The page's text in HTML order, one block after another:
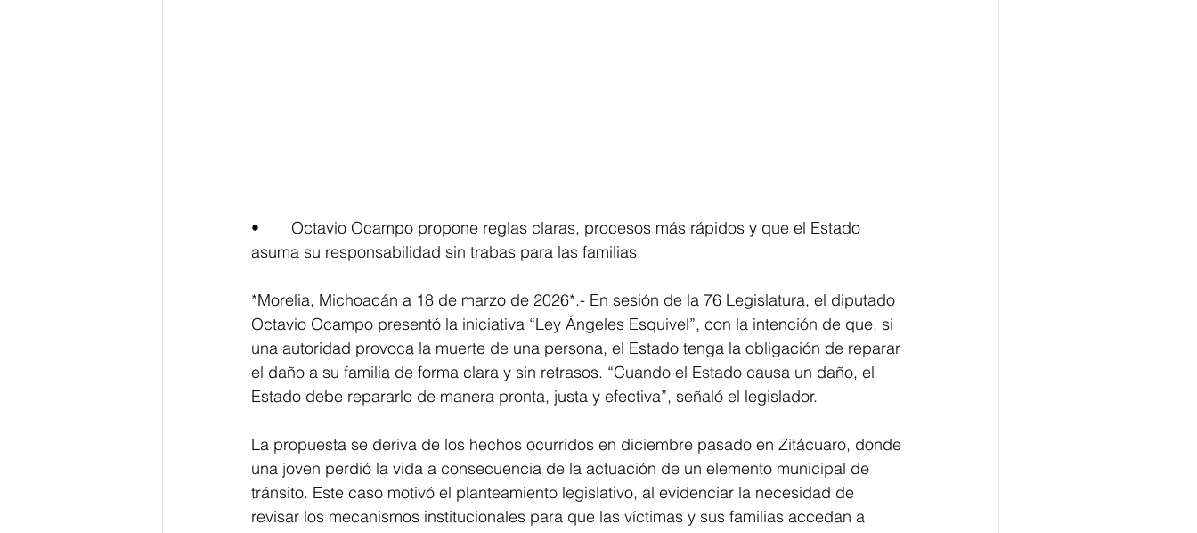
•	 Octavio Ocampo propone reglas claras, procesos más rápidos y que el Estado
asuma su responsabilidad sin trabas para las familias.
*Morelia, Michoacán a 18 de marzo de 2026*.- En sesión de la 76 Legislatura, el diputado
Octavio Ocampo presentó la iniciativa “Ley Ángeles Esquivel”, con la intención de que, si
una autoridad provoca la muerte de una persona, el Estado tenga la obligación de reparar
el daño a su familia de forma clara y sin retrasos. “Cuando el Estado causa un daño, el
Estado debe repararlo de manera pronta, justa y efectiva”, señaló el legislador.
La propuesta se deriva de los hechos ocurridos en diciembre pasado en Zitácuaro, donde
una joven perdió la vida a consecuencia de la actuación de un elemento municipal de
tránsito. Este caso motivó el planteamiento legislativo, al evidenciar la necesidad de
revisar los mecanismos institucionales para que las víctimas y sus familias accedan a